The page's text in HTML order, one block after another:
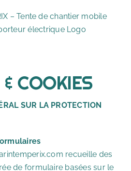
COOKIES
SUR LA PROTECTION
recueille des
de formulaire basées sur le